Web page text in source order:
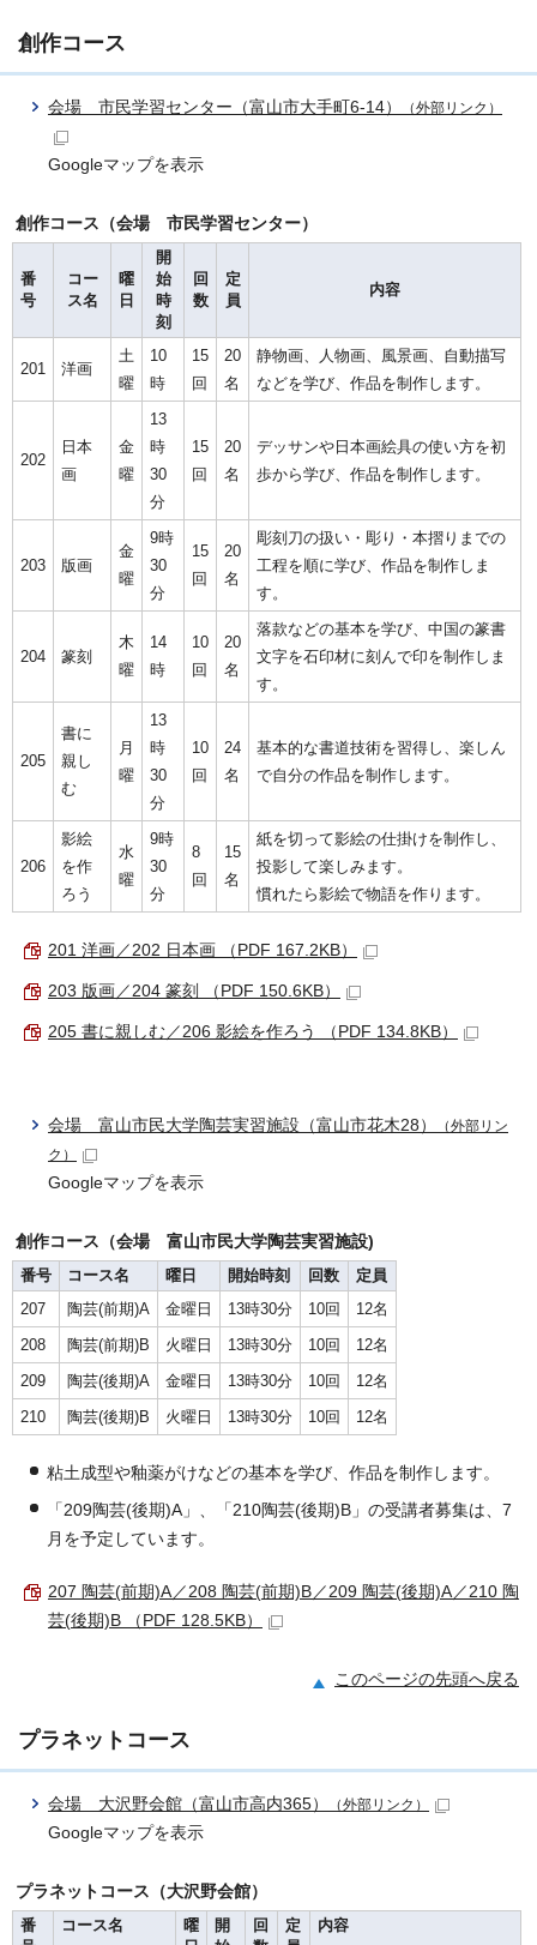
創作コース
会場 市民学習センター（富山市大手町6-14） （外部リンク）
Googleマップを表示
創作コース（会場 市民学習センター）
番
号
コー
ス名
曜
日
開
始
時
刻
回
数
定
員
内容
201 洋画
土
曜
10
時
15
回
20
名
静物画、人物画、風景画、自動描写
などを学び、作品を制作します。
202
日本
画
金
曜
13
時
30
分
15
回
20
名
デッサンや日本画絵具の使い方を初
歩から学び、作品を制作します。
203 版画
金
曜
9時
30
分
15
回
20
名
彫刻刀の扱い・彫り・本摺りまでの
工程を順に学び、作品を制作しま
す。
204 篆刻
木
曜
14
時
10
回
20
名
落款などの基本を学び、中国の篆書
文字を石印材に刻んで印を制作しま
す。
205
書に
親し
む
月
曜
13
時
30
分
10
回
24
名
基本的な書道技術を習得し、楽しん
で自分の作品を制作します。
206
影絵
を作
ろう
水
曜
9時
30
分
8
回
15
名
紙を切って影絵の仕掛けを制作し、
投影して楽しみます。
慣れたら影絵で物語を作ります。
201 洋画／202 日本画 （PDF 167.2KB）
203 版画／204 篆刻 （PDF 150.6KB）
205 書に親しむ／206 影絵を作ろう （PDF 134.8KB）
会場 富山市民大学陶芸実習施設（富山市花木28）
（外部リン
ク）
Googleマップを表示
創作コース（会場 富山市民大学陶芸実習施設)
番号
コース名 曜日 開始時刻 回数
定員
207
陶芸(前期)A 金曜日 13時30分 10回
12名
208
陶芸(前期)B 火曜日 13時30分 10回
12名
209
陶芸(後期)A 金曜日 13時30分 10回
12名
210
陶芸(後期)B 火曜日 13時30分 10回 12名
粘土成型や釉薬がけなどの基本を学び、作品を制作します。
「209陶芸(後期)A」、「210陶芸(後期)B」の受講者募集は、7
月を予定しています。
207 陶芸(前期)A／208 陶芸(前期)B／209 陶芸(後期)A／210 陶
芸(後期)B （PDF 128.5KB）
このページの先頭へ戻る
プラネットコース
会場 大沢野会館（富山市高内365） （外部リンク）
Googleマップを表示
プラネットコース（大沢野会館）
番
コース名
曜
開
回
定
内容